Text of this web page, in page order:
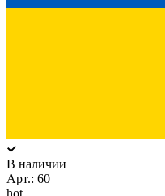
В наличии
Арт.: 60
hot